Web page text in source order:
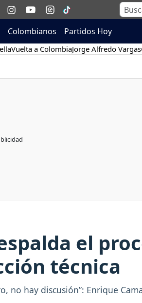
Colombianos Partidos Hoy
Vuelta a ColombiaJorge Alfredo Vargas
el
técnica
no hay discusión”: Enrique